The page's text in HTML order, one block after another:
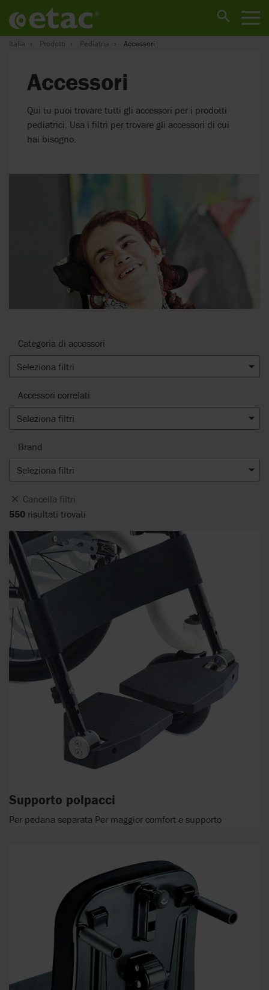
Italia Prodotti Pediatria Accessori
Accessori
Qui tu puoi trovare tutti gli accessori per i prodotti
pediatrici. Usa i filtri per trovare gli accessori di cui
hai bisogno.
Categoria di accessori
Seleziona filtri
Accessori correlati
Seleziona filtri
Brand
Seleziona filtri
Cancella filtri
550 risultati trovati
Supporto polpacci
Per pedana separata Per maggior comfort e supporto